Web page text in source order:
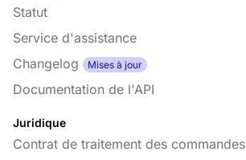
Statut
Service d'assistance
Changelog
Mises à jour
Documentation de l'API
Juridique
Contrat de traitement des commandes